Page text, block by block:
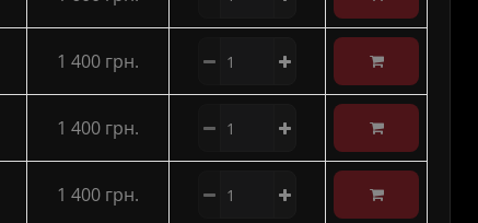
1 400 грн.
1 400 грн.
1 400 грн.